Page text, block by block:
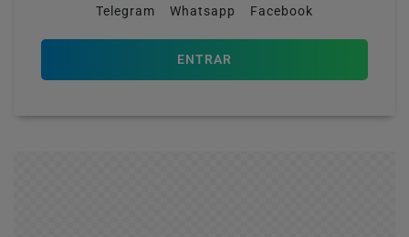
Telegram Whatsapp Facebook
ENTRAR